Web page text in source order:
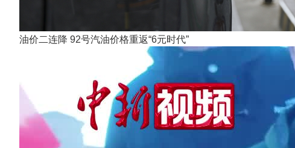
油价二连降 92号汽油价格重返“6元时代”